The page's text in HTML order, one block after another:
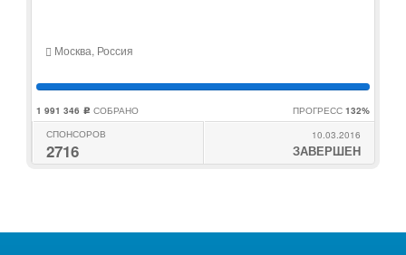
Москва, Россия
1 991 346 c СОБРАНО ПРОГРЕСС 132%
СПОНСОРОВ
2716
10.03.2016
ЗАВЕРШЕН